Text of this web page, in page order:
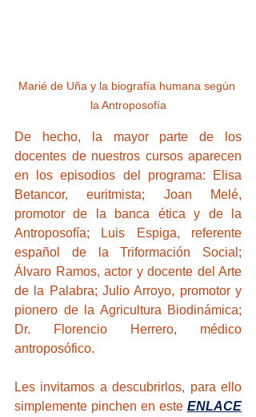
Marié de Uña y la biografía humana según
la Antroposofía
De hecho, la mayor parte de los
docentes de nuestros cursos aparecen
en los episodios del programa: Elisa
Betancor, euritmista; Joan Melé,
promotor de la banca ética y de la
Antroposofía; Luis Espiga, referente
español de la Triformación Social;
Álvaro Ramos, actor y docente del Arte
de la Palabra; Julio Arroyo, promotor y
pionero de la Agricultura Biodinámica;
Dr. Florencio Herrero, médico
antroposófico.
Les invitamos a descubrirlos, para ello
simplemente pinchen en este ENLACE